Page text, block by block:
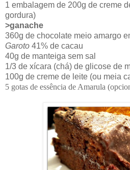
1 embalagem de 200g de creme
gordura)
>ganache
360g de chocolate meio amargo
Garoto 41% de cacau
40g de manteiga sem sal
1/3 de xícara (chá) de glicose de
100g de creme de leite (ou meia
5 gotas de essência de Amarula